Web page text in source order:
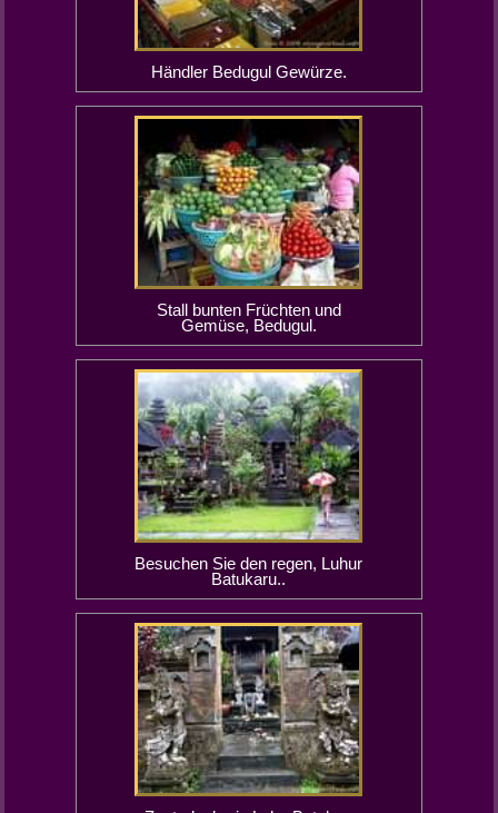
Händler Bedugul Gewürze.
Stall bunten Früchten und
Gemüse, Bedugul.
Besuchen Sie den regen, Luhur
Batukaru..